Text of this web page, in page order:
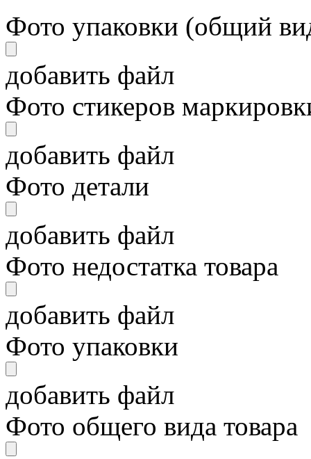
Фото упаковки (общий
добавить файл
Фото стикеров
добавить файл
Фото детали
добавить файл
Фото недостатка товара
добавить файл
Фото упаковки
добавить файл
Фото общего вида товара